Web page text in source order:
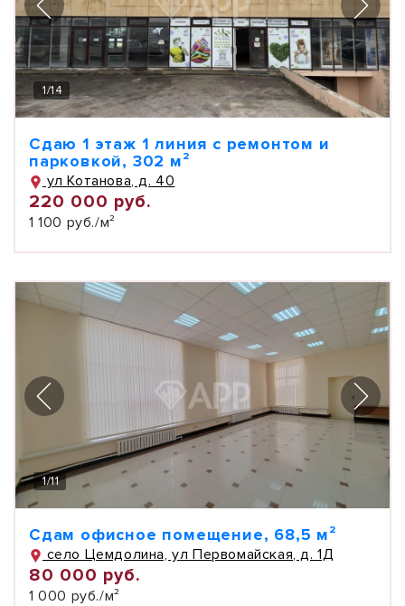
1/14
Сдаю 1 этаж 1 линия с ремонтом и
парковкой, 302 м²
ул Котанова, д. 40
220 000 руб.
1 100 руб./м²
1/11
Сдам офисное помещение, 68,5 м²
село Цемдолина, ул Первомайская, д. 1Д
80 000 руб.
1 000 руб./м²